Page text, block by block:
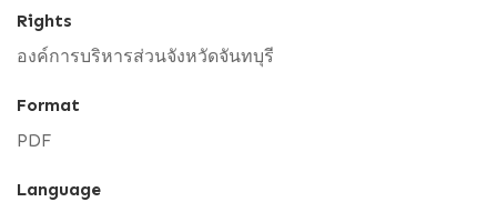
Rights
องค์การบริหารส่วนจังหวัดจันทบุรี
Format
PDF
Language